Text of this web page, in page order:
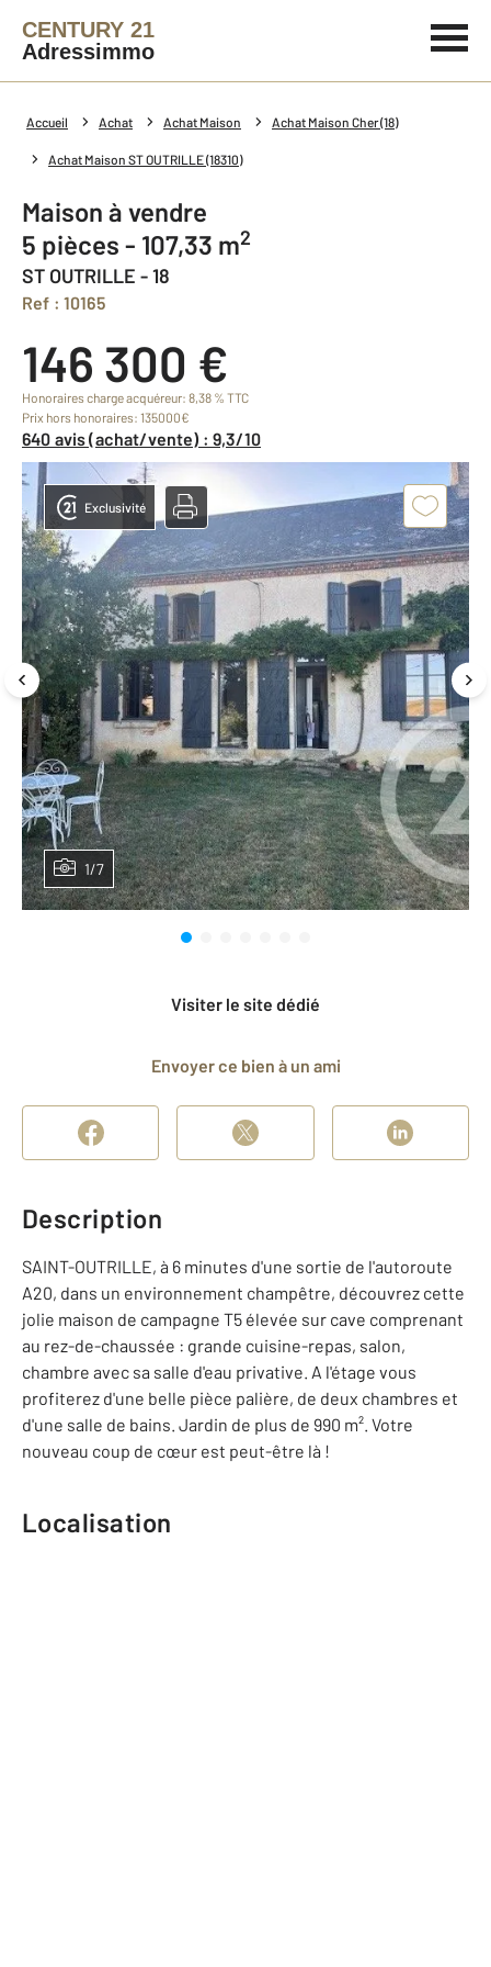
CENTURY 21
Adressimmo
Accueil Achat Achat Maison Achat Maison Cher (18)
Achat Maison ST OUTRILLE (18310)
Maison à vendre
5 pièces - 107,33 m2
ST OUTRILLE - 18
Ref : 10165
146 300 €
Honoraires charge acquéreur: 8,38 % TTC
Prix hors honoraires: 135000€
640 avis (achat/vente) : 9,3/10
1/7
Exclusivité
Visiter le site dédié
Envoyer ce bien à un ami
Description
SAINT-OUTRILLE, à 6 minutes d'une sortie de l'autoroute
A20, dans un environnement champêtre, découvrez cette
jolie maison de campagne T5 élevée sur cave comprenant
au rez-de-chaussée : grande cuisine-repas, salon,
chambre avec sa salle d'eau privative. A l'étage vous
profiterez d'une belle pièce palière, de deux chambres et
d'une salle de bains. Jardin de plus de 990 m². Votre
nouveau coup de cœur est peut-être là !
Localisation